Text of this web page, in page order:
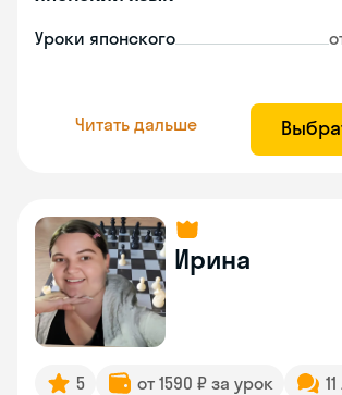
Уроки японского
Читать дальше
Ирина
5 от 1590 ₽ за урок